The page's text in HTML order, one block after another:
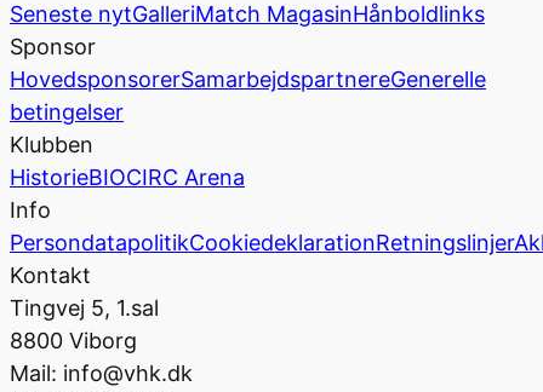
Seneste nytGalleriMatch MagasinHånboldlinks
Sponsor
HovedsponsorerSamarbejdspartnereGenerelle
betingelser
Klubben
HistorieBIOCIRC Arena
Info
PersondatapolitikCookiedeklarationRetningslinjer
Kontakt
Tingvej 5, 1.sal
8800 Viborg
Mail: info@vhk.dk